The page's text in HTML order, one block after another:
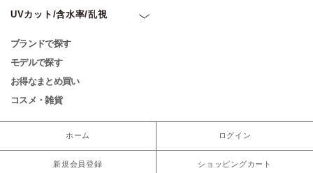
UVカット/含水率/乱視
ブランドで探す
モデルで探す
お得なまとめ買い
コスメ・雑貨
ホーム ログイン
新規会員登録 ショッピングカート